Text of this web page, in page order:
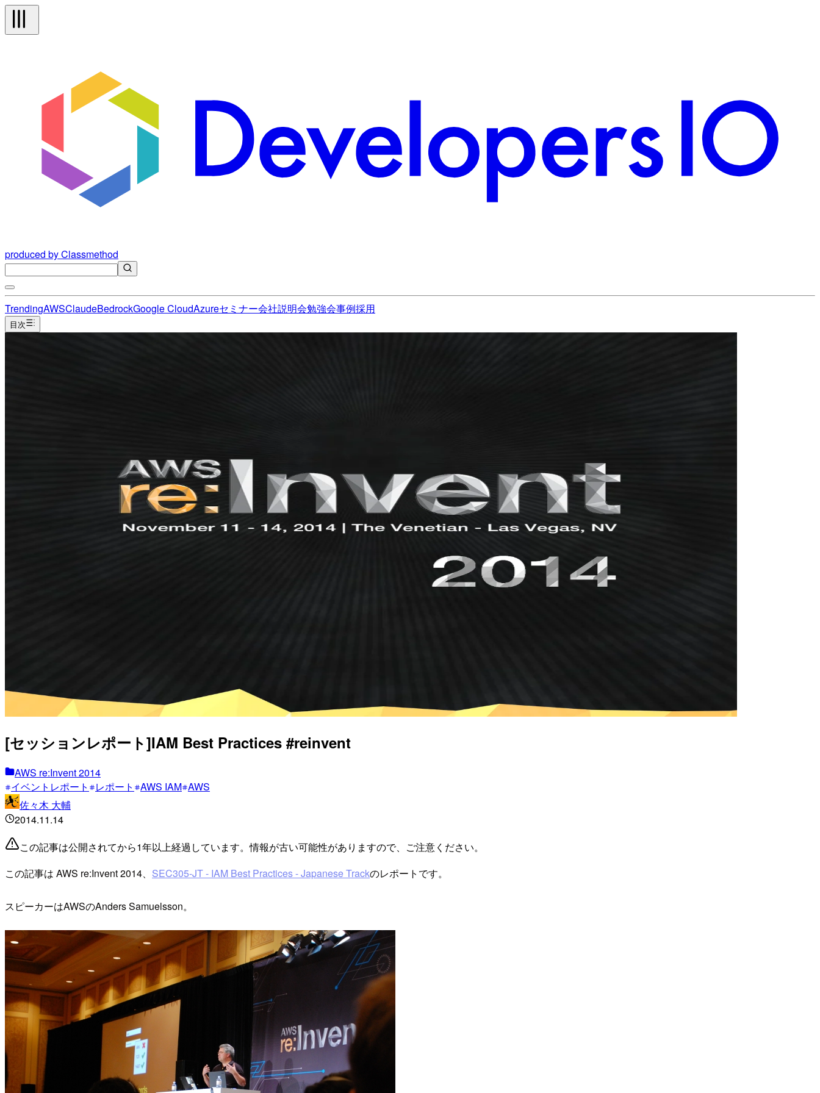
produced by Classmethod
TrendingAWSClaudeBedrockGoogle CloudAzureセミナー会社説明会勉強会事例採用
目次
[セッションレポート]IAM Best Practices #reinvent
AWS re:Invent 2014
イベントレポート
レポート AWS IAM AWS
佐々木 大輔
2014.11.14
この記事は公開されてから1年以上経過しています。情報が古い可能性がありますので、ご注意ください。
この記事は AWS re:Invent 2014、 SEC305-JT - IAM Best Practices - Japanese Trackのレポートです。
スピーカーはAWSのAnders Samuelsson。